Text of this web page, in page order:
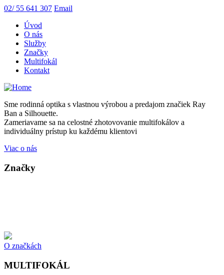
02/ 55 641 307 Email
Úvod
O nás
Služby
Značky
Multifokál
Kontakt
Sme rodinná optika s vlastnou výrobou a predajom značiek Ray
Ban a Silhouette.
Zameriavame sa na celostné zhotovovanie multifokálov a
individuálny prístup ku každému klientovi
Viac o nás
Značky
O značkách
MULTIFOKÁL